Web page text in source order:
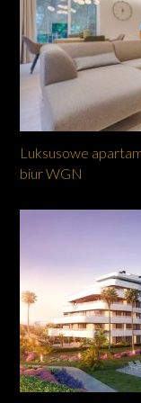
Luksusowe
biur WGN